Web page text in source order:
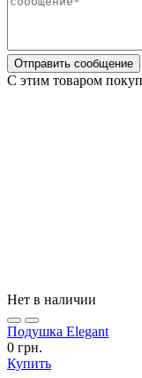
Отправить сообщение
C этим товаром
Нет в наличии
Подушка Elegant
0 грн.
Купить